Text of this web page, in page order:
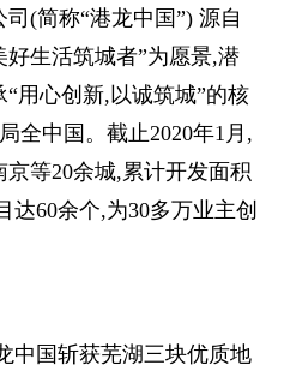
(简称“港龙中国”) 源自
生活筑城者”为愿景,潜
用心创新,以诚筑城”的核
全中国。截止2020年1月,
等20余城,累计开发面积
达60余个,为30多万业主创
中国斩获芜湖三块优质地